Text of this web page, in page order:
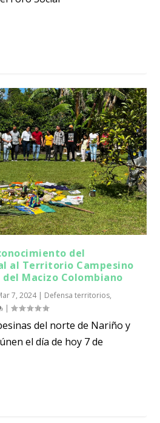
del
al Territorio Campesino
Macizo Colombiano
7, 2024| Defensa territorios,
|
del norte de Nariño y
el día de hoy 7 de